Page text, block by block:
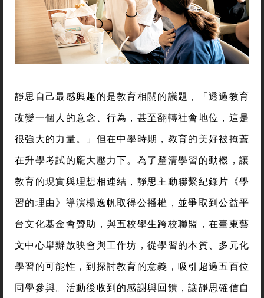
靜思自己最感興趣的是教育相關的議題，「透過教育
改變一個人的意念、行為，甚至翻轉社會地位，這是
很強大的力量。」但在中學時期，教育的美好被掩蓋
在升學考試的龐大壓力下。為了釐清學習的動機，讓
教育的現實與理想相連結，靜思主動聯繫紀錄片《學
習的理由》導演楊逸帆取得公播權，並爭取到公益平
台文化基金會贊助，與五校學生跨校聯盟，在臺東藝
文中心舉辦放映會與工作坊，從學習的本質、多元化
學習的可能性，到探討教育的意義，吸引超過五百位
同學參與。活動後收到的感謝與回饋，讓靜思確信自